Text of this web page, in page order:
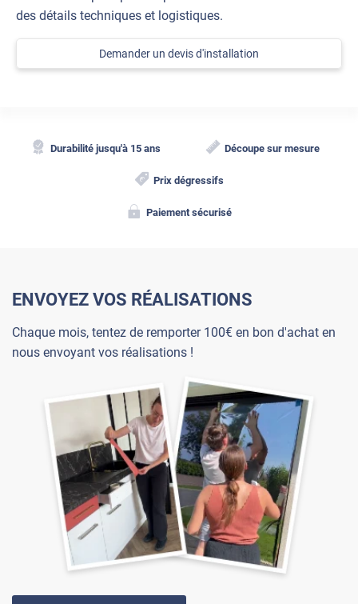
des détails techniques et logistiques.
Demander un devis d'installation
Durabilité jusqu'à 15 ans Découpe sur mesure
Prix dégressifs
Paiement sécurisé
ENVOYEZ VOS RÉALISATIONS
Chaque mois, tentez de remporter 100€ en bon d'achat en
nous envoyant vos réalisations !